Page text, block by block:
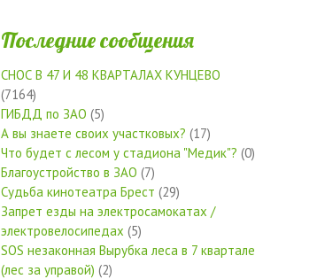
Последние сообщения
СНОС В 47 И 48 КВАРТАЛАХ КУНЦЕВО
(7164)
ГИБДД по ЗАО (5)
А вы знаете своих участковых? (17)
Что будет с лесом у стадиона "Медик"? (0)
Благоустройство в ЗАО (7)
Судьба кинотеатра Брест (29)
Запрет езды на электросамокатах /
электровелосипедах (5)
SOS незаконная Вырубка леса в 7 квартале
(лес за управой) (2)